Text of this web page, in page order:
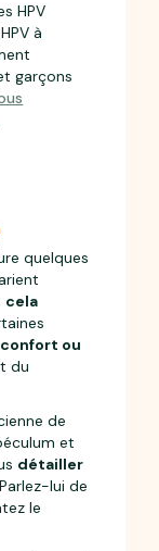
HPV
à
garçons
quelques
cela
ou
du
de
et
détailler
Parlez-lui de
le